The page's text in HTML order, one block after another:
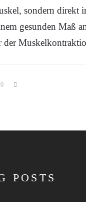
sondern direkt
gesunden
0
POSTS